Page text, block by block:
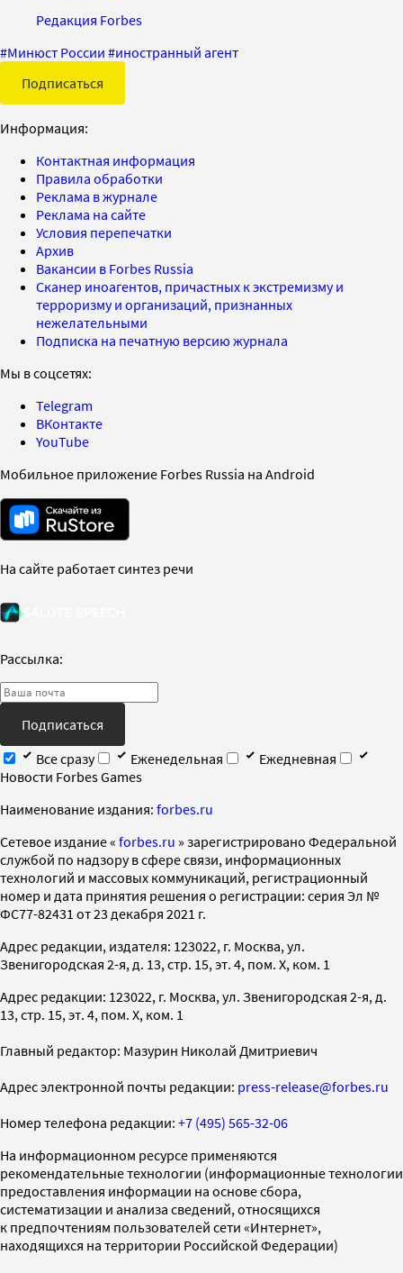
Редакция Forbes
#Минюст России #иностранный агент
Подписаться
Информация:
Контактная информация
Правила обработки
Реклама в журнале
Реклама на сайте
Условия перепечатки
Архив
Вакансии в Forbes Russia
Сканер иноагентов, причастных к экстремизму и
терроризму и организаций, признанных
нежелательными
Подписка на печатную версию журнала
Мы в соцсетях:
Telegram
ВКонтакте
YouTube
Мобильное приложение Forbes Russia на Android
На сайте работает синтез речи
Рассылка:
Подписаться
Все сразу
Еженедельная
Ежедневная
Новости Forbes Games
Наименование издания: forbes.ru
Cетевое издание « forbes.ru » зарегистрировано Федеральной
службой по надзору в сфере связи, информационных
технологий и массовых коммуникаций, регистрационный
номер и дата принятия решения о регистрации: серия Эл №
ФС77-82431 от 23 декабря 2021 г.
Адрес редакции, издателя: 123022, г. Москва, ул.
Звенигородская 2-я, д. 13, стр. 15, эт. 4, пом. X, ком. 1
Адрес редакции: 123022, г. Москва, ул. Звенигородская 2-я, д.
13, стр. 15, эт. 4, пом. X, ком. 1
Главный редактор: Мазурин Николай Дмитриевич
Адрес электронной почты редакции: press-release@forbes.ru
Номер телефона редакции: +7 (495) 565-32-06
На информационном ресурсе применяются
рекомендательные технологии (информационные технологии
предоставления информации на основе сбора,
систематизации и анализа сведений, относящихся
к предпочтениям пользователей сети «Интернет»,
находящихся на территории Российской Федерации)